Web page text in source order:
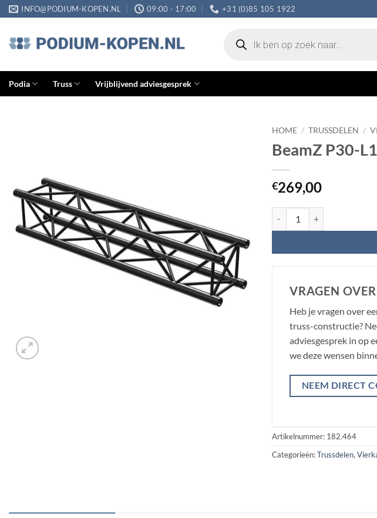
Ga
naar
inhoud
INFO@PODIUM-KOPEN.NL 09:00 - 17:00 +31 (0)85 105 1922
zoeken
Podia Truss Vrijblijvend adviesgesprek
HOME / TRUSSDELEN /
BeamZ P30-
€269,00
VRAGEN
Heb je vragen over
truss-constructie?
adviesgesprek in op
we deze wensen
NEEM DIRECT
Artikelnummer: 182.464
Categorieën:Trussdelen,